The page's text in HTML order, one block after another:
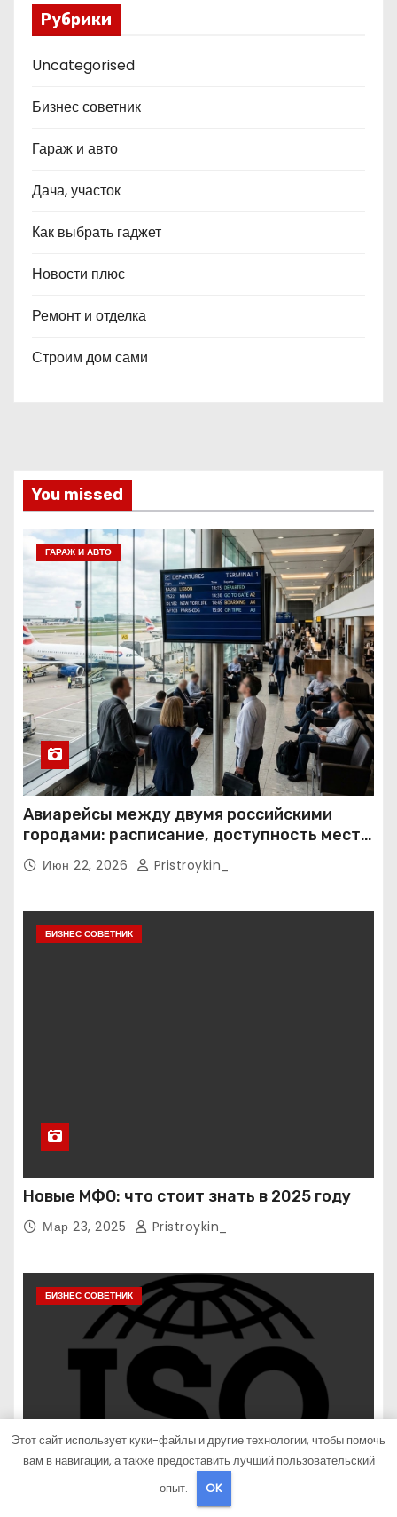
Рубрики
Uncategorised
Бизнес советник
Гараж и авто
Дача, участок
Как выбрать гаджет
Новости плюс
Ремонт и отделка
Строим дом сами
You missed
ГАРАЖ И АВТО
Авиарейсы между двумя российскими
городами: расписание, доступность мест и
тарифные условия
Июн 22, 2026 Pristroykin_
БИЗНЕС СОВЕТНИК
Новые МФО: что стоит знать в 2025 году
Мар 23, 2025 Pristroykin_
БИЗНЕС СОВЕТНИК
Этот сайт использует куки-файлы и другие технологии, чтобы помочь
вам в навигации, а также предоставить лучший пользовательский
опыт.
OK